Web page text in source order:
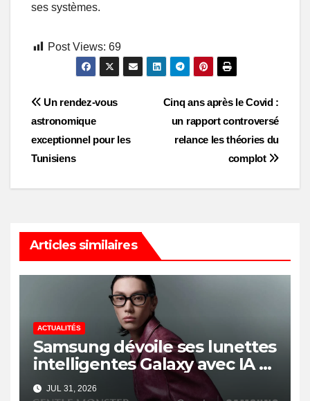
ses systèmes.
Post Views: 69
Post
navigation
Cinq ans après le Covid :
un rapport controversé
relance les théories du
complot
Un rendez-vous
astronomique
exceptionnel pour les
Tunisiens
Articles similaires
ACTUALITÉS
Samsung dévoile ses lunettes
intelligentes Galaxy avec IA et
Gemini
JUL 31, 2026